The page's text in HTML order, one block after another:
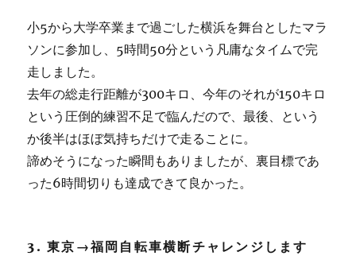
小5から大学卒業まで過ごした横浜を舞台としたマラ
ソンに参加し、5時間50分という凡庸なタイムで完
走しました。
去年の総走行距離が300キロ、今年のそれが150キロ
という圧倒的練習不足で臨んだので、最後、という
か後半はほぼ気持ちだけで走ることに。
諦めそうになった瞬間もありましたが、裏目標であ
った6時間切りも達成できて良かった。
3. 東京→福岡自転車横断チャレンジします